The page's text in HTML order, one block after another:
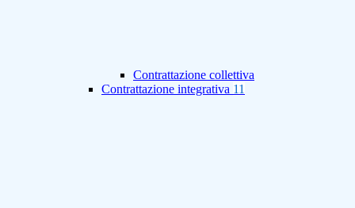
Contrattazione collettiva
Contrattazione integrativa 11